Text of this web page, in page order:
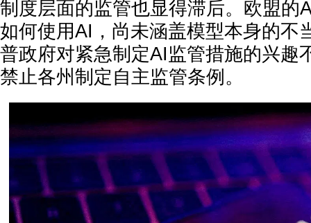
制度层面的监管也显得滞后。欧盟的
如何使用AI，尚未涵盖模型本身的不
普政府对紧急制定AI监管措施的兴趣
禁止各州制定自主监管条例。